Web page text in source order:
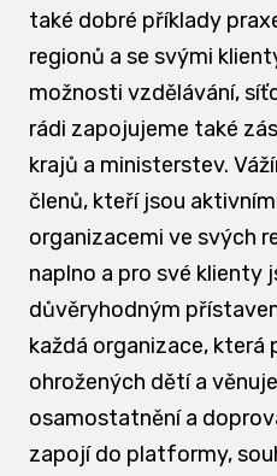
také dobré příklady
regionů a se svými
možnosti vzdělávání,
rádi zapojujeme také
krajů a ministerstev.
členů, kteří jsou
organizacemi ve svých
naplno a pro své klienty
důvěryhodným
každá organizace,
ohrožených dětí a
osamostatnění a
zapojí do platformy,